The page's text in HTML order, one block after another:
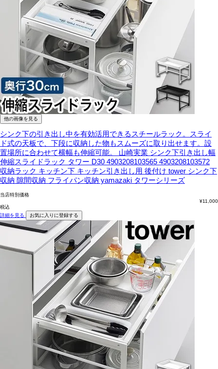
他の画像を見る
シンク下の引き出し中を有効活用できるスチールラック。スライ
ド式の天板で、下段に収納した物もスムーズに取り出せます。設
置場所に合わせて横幅も伸縮可能。
山崎実業 シンク下引き出し幅
伸縮スライドラック タワー D30 4903208103565 4903208103572
収納ラック キッチン下 キッチン引き出し用 後付け tower シンク下
収納 隙間収納 フライパン収納 yamazaki タワーシリーズ
当店特別価格
¥11,000
税込
詳細を見る
お気に入りに登録する